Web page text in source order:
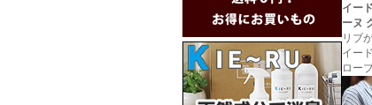
イー
ーヌ
リブ
イー
ロー